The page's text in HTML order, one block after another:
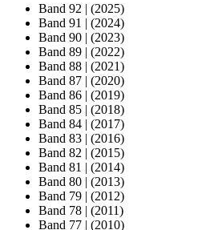
Band 92 | (2025)
Band 91 | (2024)
Band 90 | (2023)
Band 89 | (2022)
Band 88 | (2021)
Band 87 | (2020)
Band 86 | (2019)
Band 85 | (2018)
Band 84 | (2017)
Band 83 | (2016)
Band 82 | (2015)
Band 81 | (2014)
Band 80 | (2013)
Band 79 | (2012)
Band 78 | (2011)
Band 77 | (2010)